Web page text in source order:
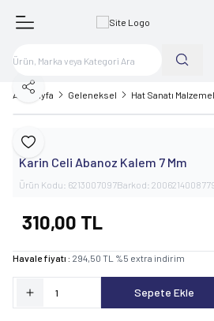
Ana Sayfa Geleneksel Hat Sanatı
Favoriye Ekle
Paylaş
Karin
Karin Celi Abanoz Kalem 7 Mm
Ürün Kodu: 6213007097Barkod:
310,00 TL
Havale fiyatı : 294,50 TL %5 extra indirim
Sepete Ekle